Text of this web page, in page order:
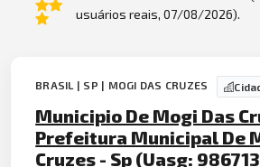
usuários reais, 07/08/2026).
BRASIL | SP | MOGI DAS CRUZES
Municipio De Mogi Das
Prefeitura Municipal De
Cruzes - Sp (Uasg: